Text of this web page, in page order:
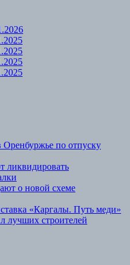
Оренбуржье по отпуску
ликвидировать
о новой схеме
«Каргалы. Путь меди»
лучших строителей